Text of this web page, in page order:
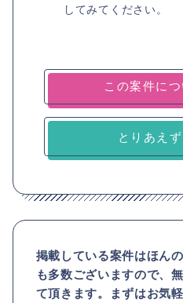
してみてください。
とりあえ
掲載している案件はほん
も多数ございますので、
て頂きます。まずはお気